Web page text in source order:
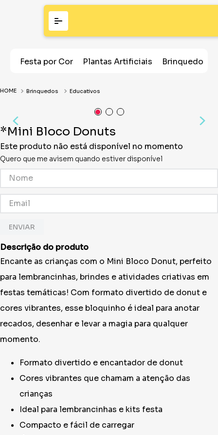
Festa por Cor Plantas Artificiais Brinquedos
Brinquedos Educativos
*Mini Bloco Donuts
Este produto não está disponível no momento
Quero que me avisem quando estiver disponível
ENVIAR
Descrição do produto
Encante as crianças com o Mini Bloco Donut, perfeito
para lembrancinhas, brindes e atividades criativas em
festas temáticas! Com formato divertido de donut e
cores vibrantes, esse bloquinho é ideal para anotar
recados, desenhar e levar a magia para qualquer
momento.
Formato divertido e encantador de donut
Cores vibrantes que chamam a atenção das
crianças
Ideal para lembrancinhas e kits festa
Compacto e fácil de carregar